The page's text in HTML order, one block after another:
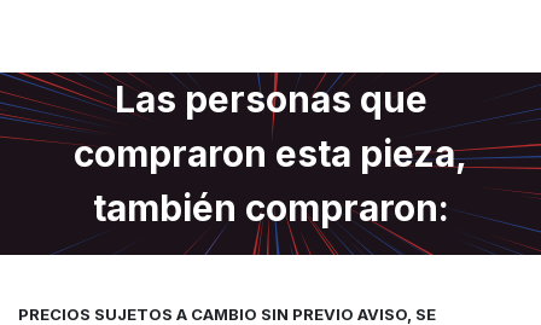
Las personas que
compraron esta pieza,
también compraron:
PRECIOS SUJETOS A CAMBIO SIN PREVIO AVISO, SE